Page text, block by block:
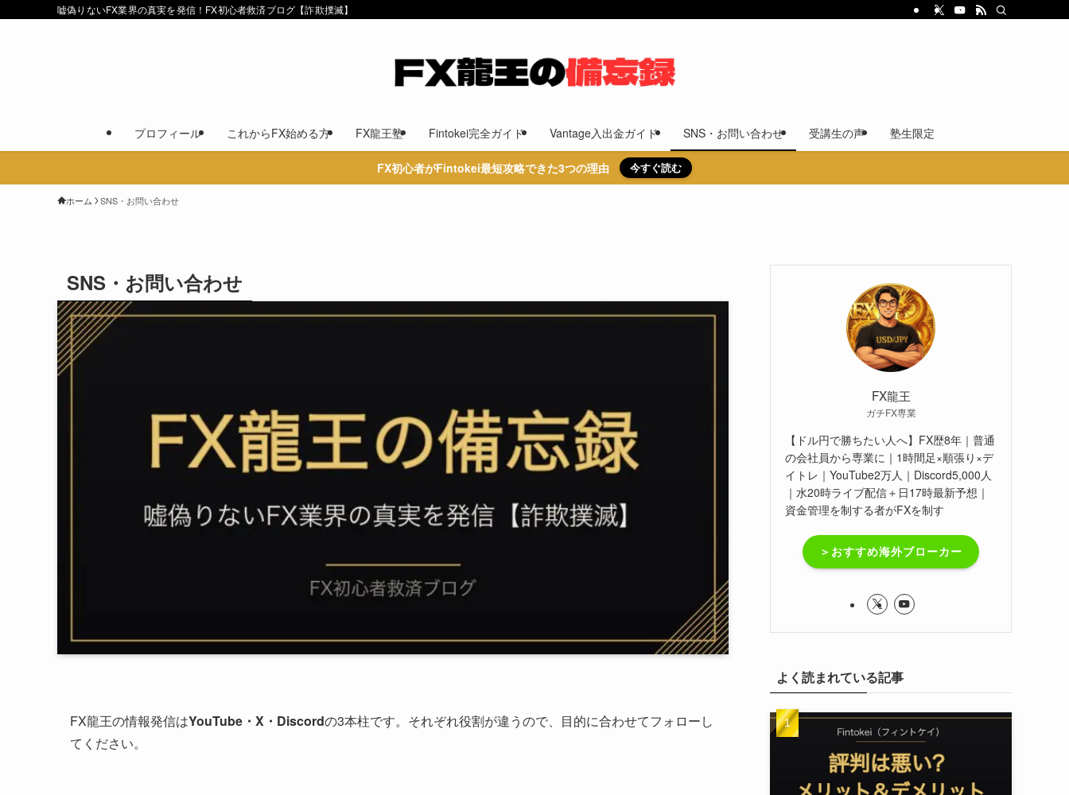
嘘偽りないFX業界の真実を発信！FX初心者救済ブログ【詐欺撲滅】
プロフィール これからFX始める方 FX龍王塾 Fintokei完全ガイド Vantage入出金ガイド SNS・お問い合わせ 受講生の声 塾生限定
FX初心者がFintokei最短攻略できた3つの理由 今すぐ読む
ホーム SNS・お問い合わせ
SNS・お問い合わせ
FX龍王の情報発信はYouTube・X・Discordの3本柱です。それぞれ役割が違うので、目的に合わせてフォローし
てください。
FX龍王
ガチFX専業
【ドル円で勝ちたい人へ】FX歴8年｜普通
の会社員から専業に｜1時間足×順張り×デ
イトレ｜YouTube2万人｜Discord5,000人
｜水20時ライブ配信＋日17時最新予想｜
資金管理を制する者がFXを制す
＞おすすめ海外ブローカー
よく読まれている記事